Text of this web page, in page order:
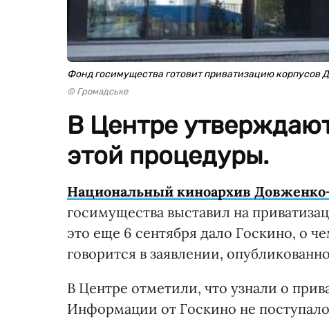
Фонд госимущества готовит приватизацию корпусов
© Громадське
В Центре
этой процедуры.
Национальный киноархив
госимущества выставил на
это еще 6 сентября дало Госкино, о
говорится в заявлении,
В Центре отметили, что узнали о
Информации от Госкино не